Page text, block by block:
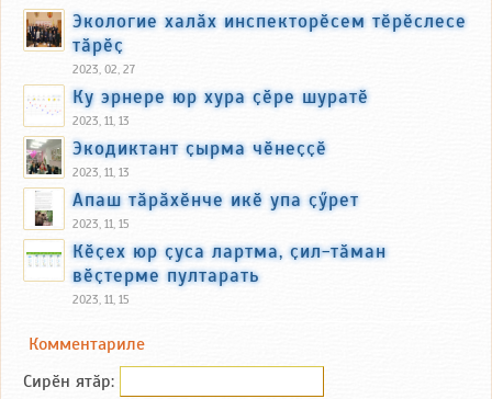
Экологие халӑх инспекторӗсем тӗрӗслесе
тӑрӗҫ
2023, 02, 27
Ку эрнере юр хура ҫӗре шуратӗ
2023, 11, 13
Экодиктант ҫырма чӗнеҫҫӗ
2023, 11, 13
Апаш тӑрӑхӗнче икӗ упа ҫӳрет
2023, 11, 15
Кӗҫех юр ҫуса лартма, ҫил-тӑман
вӗҫтерме пултарать
2023, 11, 15
Комментариле
Сирӗн ятӑp: